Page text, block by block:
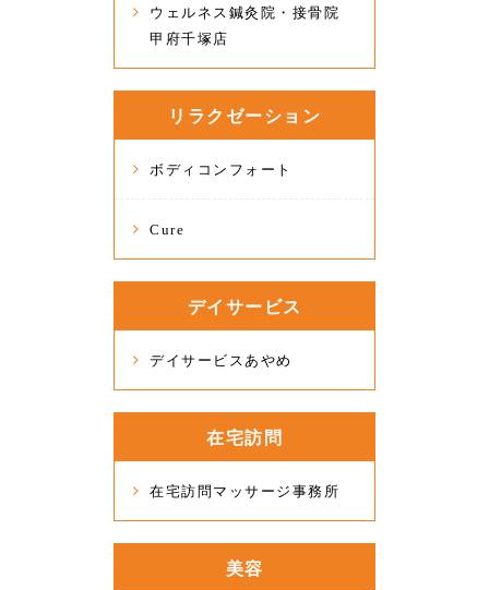
ウェルネス鍼灸院・接骨院
甲府千塚店
リラクゼーション
ボディコンフォート
Cure
デイサービス
デイサービスあやめ
在宅訪問
在宅訪問マッサージ事務所
美容